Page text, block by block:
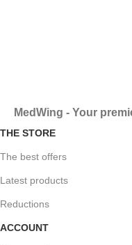
MedWing - Your
THE STORE
The best offers
Latest products
Reductions
ACCOUNT